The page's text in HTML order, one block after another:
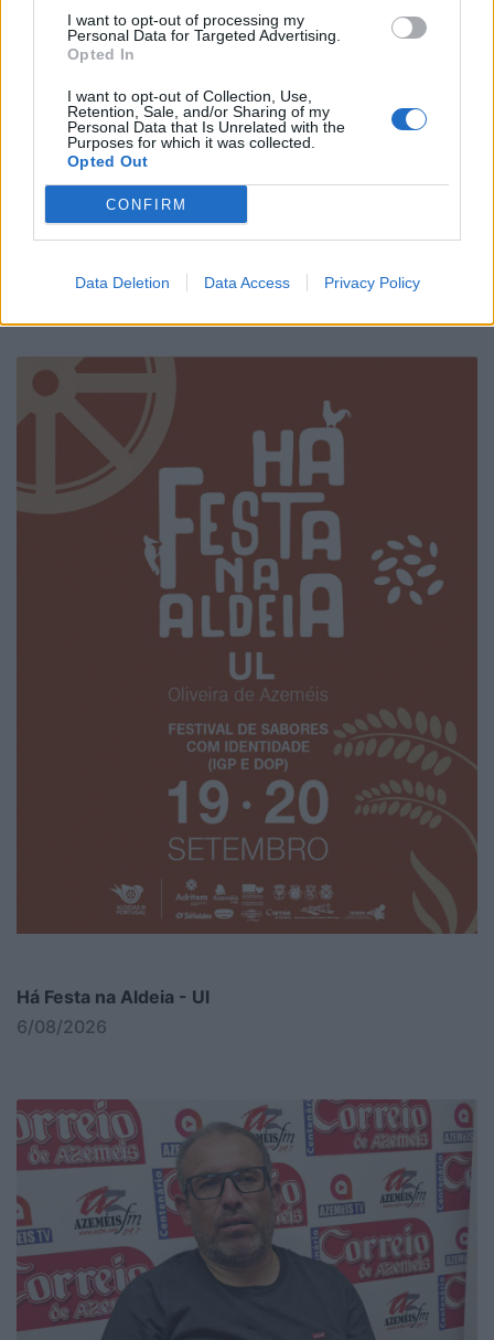
I want to opt-out of processing my
Personal Data for Targeted Advertising.
Opted In
I want to opt-out of Collection, Use,
Retention, Sale, and/or Sharing of my
Personal Data that Is Unrelated with the
Purposes for which it was collected.
Opted Out
CONFIRM
Data Deletion Data Access Privacy Policy
6/08/2026
Há Festa na Aldeia - Ul
6/08/2026